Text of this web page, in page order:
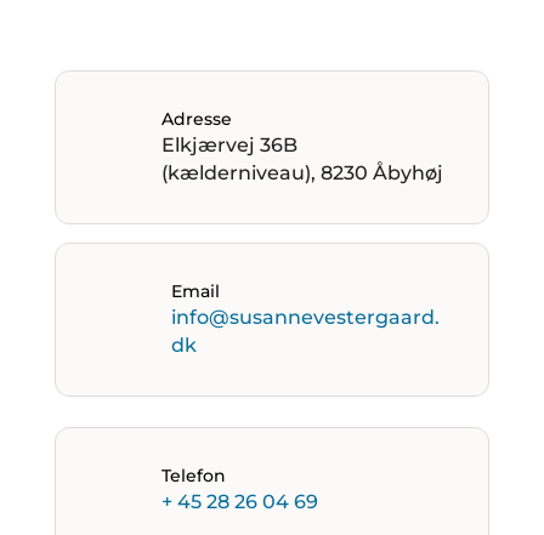
Adresse
Elkjærvej 36B
(kælderniveau), 8230 Åbyhøj
Email
info@susannevestergaard.
dk
Telefon
+ 45 28 26 04 69